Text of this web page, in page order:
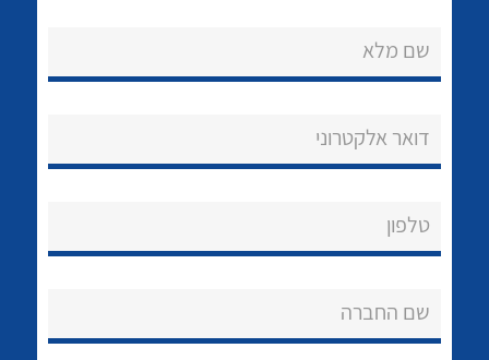
אודות
צור קשר
לכל מוצרי היצרן
שם מלא
דואר אלקטרוני
טלפון
שם החברה